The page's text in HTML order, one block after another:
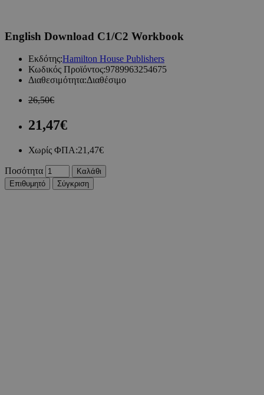
English Download C1/C2 Workbook
Εκδότης:Hamilton House Publishers
Κωδικός Προϊόντος:9789963254675
Διαθεσιμότητα:Διαθέσιμο
26,50€
21,47€
Χωρίς ΦΠΑ:21,47€
Ποσότητα
Καλάθι
Επιθυμητό
Σύγκριση